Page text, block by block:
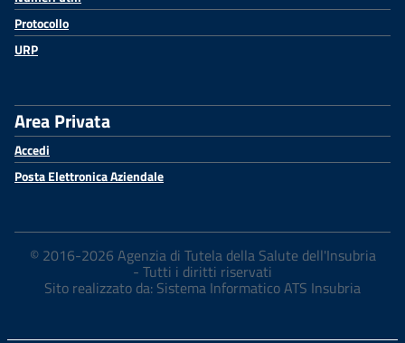
Protocollo
URP
Area Privata
Accedi
Posta Elettronica Aziendale
© 2016-2026 Agenzia di Tutela della Salute dell'Insubria
- Tutti i diritti riservati
Sito realizzato da: Sistema Informatico ATS Insubria